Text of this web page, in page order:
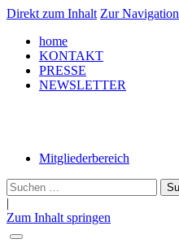
Direkt zum Inhalt Zur Navigation
home
KONTAKT
PRESSE
NEWSLETTER
Mitgliederbereich
Suche
nach:
|
Zum Inhalt springen